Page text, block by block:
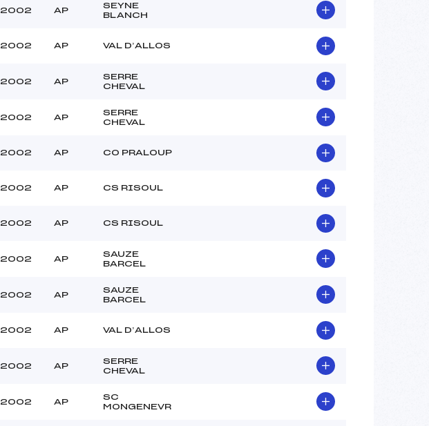
Température départ :
2002 AP
SEYNE
BLANCH
2002 AP VAL D’ALLOS
2002 AP
SERRE
CHEVAL
2002 AP
SERRE
CHEVAL
2002 AP CO PRALOUP
2002 AP CS RISOUL
2002 AP CS RISOUL
2002 AP
SAUZE
BARCEL
2002 AP
SAUZE
BARCEL
2002 AP VAL D’ALLOS
2002 AP
SERRE
CHEVAL
2002 AP
SC
MONGENEVR